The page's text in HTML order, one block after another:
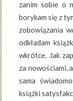
zanim sobie o
borykam się z
zobowiązania
odkładam
wkrótce. Jak
za nowościami,
sama
książki